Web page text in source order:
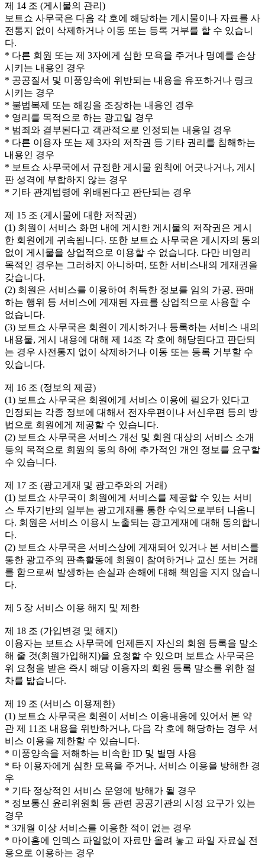
제 14 조 (게시물의 관리)
보트쇼 사무국은 다음 각 호에 해당하는 게시물이나 자료를 사
전통지 없이 삭제하거나 이동 또는 등록 거부를 할 수 있습니
다.
* 다른 회원 또는 제 3자에게 심한 모욕을 주거나 명예를 손상
시키는 내용인 경우
* 공공질서 및 미풍양속에 위반되는 내용을 유포하거나 링크
시키는 경우
* 불법복제 또는 해킹을 조장하는 내용인 경우
* 영리를 목적으로 하는 광고일 경우
* 범죄와 결부된다고 객관적으로 인정되는 내용일 경우
* 다른 이용자 또는 제 3자의 저작권 등 기타 권리를 침해하는
내용인 경우
* 보트쇼 사무국에서 규정한 게시물 원칙에 어긋나거나, 게시
판 성격에 부합하지 않는 경우
* 기타 관계법령에 위배된다고 판단되는 경우
제 15 조 (게시물에 대한 저작권)
(1) 회원이 서비스 화면 내에 게시한 게시물의 저작권은 게시
한 회원에게 귀속됩니다. 또한 보트쇼 사무국은 게시자의 동의
없이 게시물을 상업적으로 이용할 수 없습니다. 다만 비영리
목적인 경우는 그러하지 아니하며, 또한 서비스내의 게재권을
갖습니다.
(2) 회원은 서비스를 이용하여 취득한 정보를 임의 가공, 판매
하는 행위 등 서비스에 게재된 자료를 상업적으로 사용할 수
없습니다.
(3) 보트쇼 사무국은 회원이 게시하거나 등록하는 서비스 내의
내용물, 게시 내용에 대해 제 14조 각 호에 해당된다고 판단되
는 경우 사전통지 없이 삭제하거나 이동 또는 등록 거부할 수
있습니다.
제 16 조 (정보의 제공)
(1) 보트쇼 사무국은 회원에게 서비스 이용에 필요가 있다고
인정되는 각종 정보에 대해서 전자우편이나 서신우편 등의 방
법으로 회원에게 제공할 수 있습니다.
(2) 보트쇼 사무국은 서비스 개선 및 회원 대상의 서비스 소개
등의 목적으로 회원의 동의 하에 추가적인 개인 정보를 요구할
수 있습니다.
제 17 조 (광고게재 및 광고주와의 거래)
(1) 보트쇼 사무국이 회원에게 서비스를 제공할 수 있는 서비
스 투자기반의 일부는 광고게재를 통한 수익으로부터 나옵니
다. 회원은 서비스 이용시 노출되는 광고게재에 대해 동의합니
다.
(2) 보트쇼 사무국은 서비스상에 게재되어 있거나 본 서비스를
통한 광고주의 판촉활동에 회원이 참여하거나 교신 또는 거래
를 함으로써 발생하는 손실과 손해에 대해 책임을 지지 않습니
다.
제 5 장 서비스 이용 해지 및 제한
제 18 조 (가입변경 및 해지)
이용자는 보트쇼 사무국에 언제든지 자신의 회원 등록을 말소
해 줄 것(회원가입해지)을 요청할 수 있으며 보트쇼 사무국은
위 요청을 받은 즉시 해당 이용자의 회원 등록 말소를 위한 절
차를 밟습니다.
제 19 조 (서비스 이용제한)
(1) 보트쇼 사무국은 회원이 서비스 이용내용에 있어서 본 약
관 제 11조 내용을 위반하거나, 다음 각 호에 해당하는 경우 서
비스 이용을 제한할 수 있습니다.
* 미풍양속을 저해하는 비속한 ID 및 별명 사용
* 타 이용자에게 심한 모욕을 주거나, 서비스 이용을 방해한 경
우
* 기타 정상적인 서비스 운영에 방해가 될 경우
* 정보통신 윤리위원회 등 관련 공공기관의 시정 요구가 있는
경우
* 3개월 이상 서비스를 이용한 적이 없는 경우
* 마이홈에 인덱스 파일없이 자료만 올려 놓고 파일 자료실 전
용으로 이용하는 경우